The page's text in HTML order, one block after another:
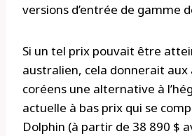
versions d’entrée de gamme
Si un tel prix pouvait être
australien, cela donnerait aux
coréens une alternative à
actuelle à bas prix qui se
Dolphin (à partir de 38 890 $